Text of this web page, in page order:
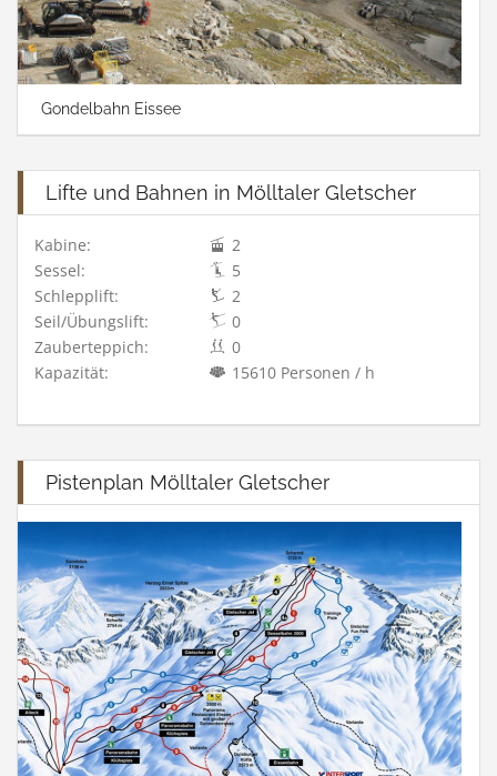
Gondelbahn Eissee
Lifte und Bahnen in Mölltaler Gletscher
Kabine:
2
Sessel:
5
Schlepplift:
2
Seil/Übungslift:
0
Zauberteppich:
0
Kapazität:
15610 Personen / h
Pistenplan Mölltaler Gletscher